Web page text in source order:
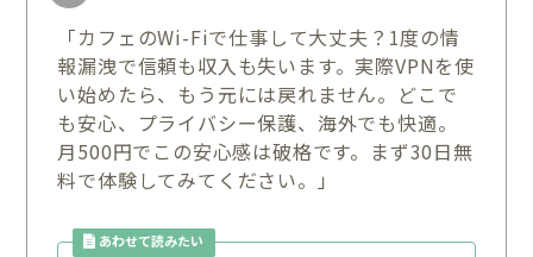
「カフェのWi-Fiで仕事して大丈夫？1度の情
報漏洩で信頼も収入も失います。実際VPNを使
い始めたら、もう元には戻れません。どこで
も安心、プライバシー保護、海外でも快適。
月500円でこの安心感は破格です。まず30日無
料で体験してみてください。」